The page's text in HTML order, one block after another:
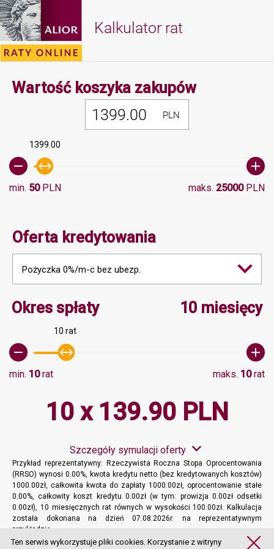
Kalkulator rat
Wartość koszyka zakupówMinimalna
PLN
1399.00
min. 50PLN maks. 25000PLN
Oferta kredytowania
Pożyczka 0%/m-c bez ubezp.
Okres spłatyMinimalna wartość 10,
10 miesięcy
10 rat
min. 10rat maks. 10rat
10 x 139.90 PLN
Szczegóły symulacji oferty
Przykład reprezentatywny: Rzeczywista Roczna Stopa Oprocentowania
(RRSO) wynosi 0.00%, kwota kredytu netto (bez kredytowanych kosztów)
1000.00zł, całkowita kwota do zapłaty 1000.00zł, oprocentowanie stałe
0.00%, całkowity koszt kredytu 0.00zł (w tym: prowizja 0.00zł odsetki
0.00zł), 10 miesięcznych rat równych w wysokości 100.00zł. Kalkulacja
została dokonana na dzień 07.08.2026r. na reprezentatywnym
przykładzie.
Więcej informacji
Ten serwis wykorzystuje pliki cookies. Korzystanie z witryny